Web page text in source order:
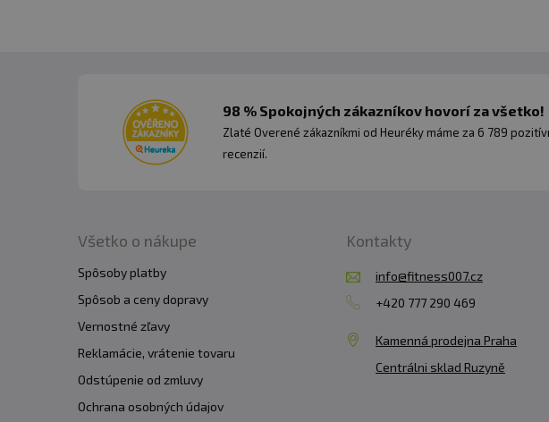
98 % Spokojných zákazníkov hovorí za všetko!
Zlaté Overené zákazníkmi od Heuréky máme za 6 789
recenzií.
Všetko o nákupe
Spôsoby platby
Spôsob a ceny dopravy
Vernostné zľavy
Reklamácie, vrátenie tovaru
Odstúpenie od zmluvy
Ochrana osobných údajov
Kontakty
info@fitness007.cz
+420 777 290 469
Kamenná prodejna Praha
Centrálni sklad Ruzyně